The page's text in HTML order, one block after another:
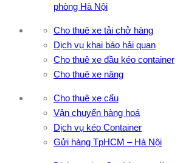
phòng Hà Nội
Cho thuê xe tải chở hàng
Dịch vụ khai báo hải quan
Cho thuê xe đầu kéo container
Cho thuê xe nâng
Cho thuê xe cẩu
Vận chuyển hàng hoá
Dịch vụ kéo Container
Gửi hàng TpHCM – Hà Nội